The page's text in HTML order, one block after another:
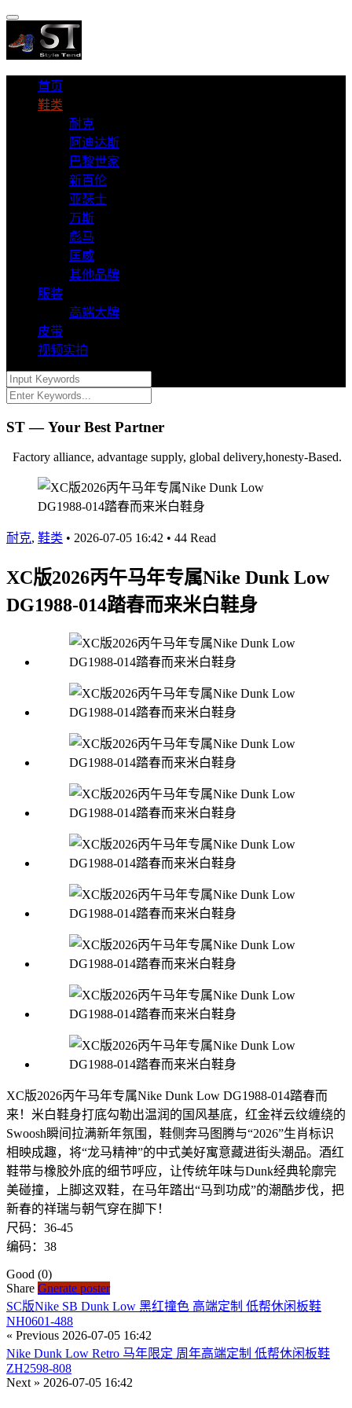
首页
鞋类
耐克
阿迪达斯
巴黎世家
新百伦
亚瑟士
万斯
彪马
匡威
其他品牌
服装
高端大牌
皮带
视频实拍
ST — Your Best Partner
Factory alliance, advantage supply, global delivery,honesty-Based.
耐克, 鞋类 • 2026-07-05 16:42 • 44 Read
XC版2026丙午马年专属Nike Dunk Low
DG1988-014踏春而来米白鞋身
XC版2026丙午马年专属Nike Dunk Low DG1988-014踏春而
来！米白鞋身打底勾勒出温润的国风基底，红金祥云纹缠绕的
Swoosh瞬间拉满新年氛围，鞋侧奔马图腾与“2026”生肖标识
相映成趣，将“龙马精神”的中式美好寓意藏进街头潮品。酒红
鞋带与橡胶外底的细节呼应，让传统年味与Dunk经典轮廓完
美碰撞，上脚这双鞋，在马年踏出“马到功成”的潮酷步伐，把
新春的祥瑞与朝气穿在脚下！
尺码：36-45
编码：38
Good (0)
Share Gnerate poster
SC版Nike SB Dunk Low 黑红撞色 高端定制 低帮休闲板鞋
NH0601-488
« Previous 2026-07-05 16:42
Nike Dunk Low Retro 马年限定 周年高端定制 低帮休闲板鞋
ZH2598-808
Next » 2026-07-05 16:42